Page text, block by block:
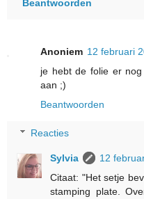
Beantwoorden
Anoniem 12 februari
je hebt de folie er
aan ;)
Beantwoorden
Reacties
Sylvia
12
Citaat: "Het setje
stamping plate.